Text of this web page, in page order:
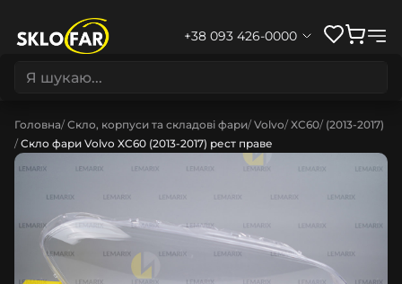
+38 093 426-0000
Головна Скло, корпуси та складові фари Volvo XC60 (2013-2017)
Скло фари Volvo XC60 (2013-2017) рест праве